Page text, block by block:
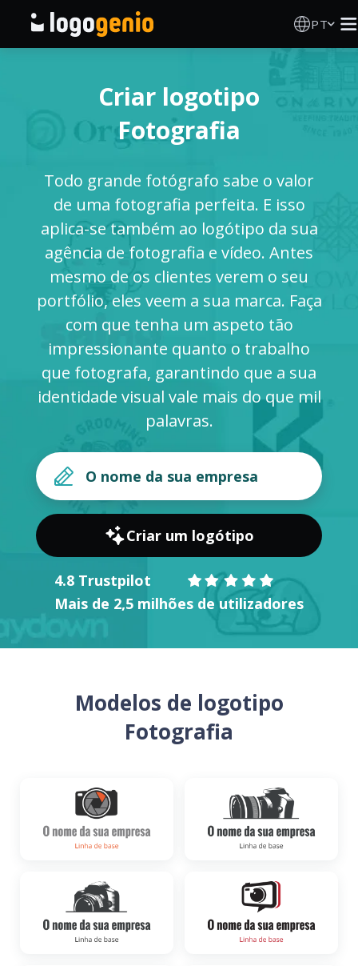
PT
Gerador de logótipos IA
Produtos impressos
Sobre
INICIAR SESSÃO
Criar logotipo
Fotografia
Todo grande fotógrafo sabe o valor
de uma fotografia perfeita. E isso
aplica-se também ao logótipo da sua
agência de fotografia e vídeo. Antes
mesmo de os clientes verem o seu
portfólio, eles veem a sua marca. Faça
com que tenha um aspeto tão
impressionante quanto o trabalho
que fotografa, garantindo que a sua
identidade visual vale mais do que mil
palavras.
Criar um logótipo
4.8 Trustpilot
Mais de 2,5 milhões de utilizadores
Modelos de logotipo
Fotografia